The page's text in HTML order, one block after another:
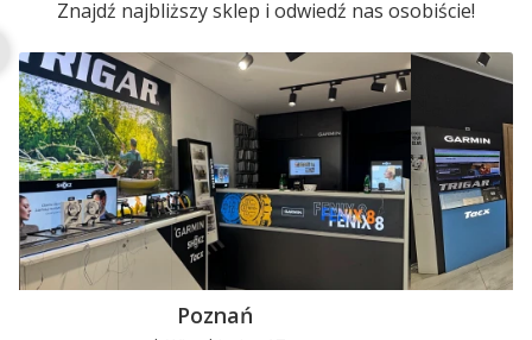
Znajdź najbliższy sklep i odwiedź nas osobiście!
Poznań